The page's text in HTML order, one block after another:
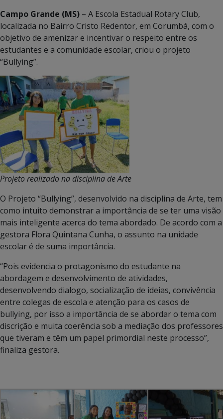
Campo Grande (MS) – A Escola Estadual Rotary Club,
localizada no Bairro Cristo Redentor, em Corumbá, com o
objetivo de amenizar e incentivar o respeito entre os
estudantes e a comunidade escolar, criou o projeto
“Bullying”.
Projeto realizado na disciplina de Arte
O Projeto “Bullying”, desenvolvido na disciplina de Arte, tem
como intuito demonstrar a importância de se ter uma visão
mais inteligente acerca do tema abordado. De acordo com a
gestora Flora Quintana Cunha, o assunto na unidade
escolar é de suma importância.
“Pois evidencia o protagonismo do estudante na
abordagem e desenvolvimento de atividades,
desenvolvendo dialogo, socialização de ideias, convivência
entre colegas de escola e atenção para os casos de
bullying, por isso a importância de se abordar o tema com
discrição e muita coerência sob a mediação dos professores
que tiveram e têm um papel primordial neste processo”,
finaliza gestora.